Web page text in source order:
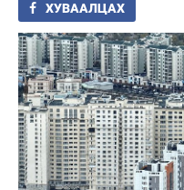
ХУВААЛЦАХ